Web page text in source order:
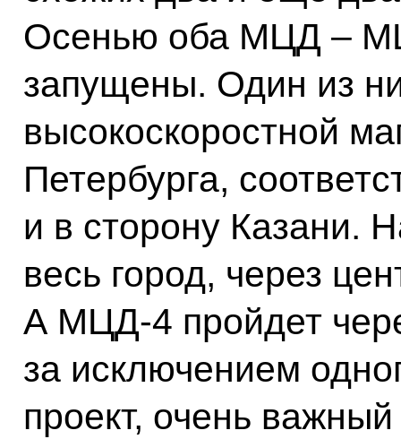
Осенью оба МЦД –
запущены. Один из
высокоскоростной
Петербурга,
и в сторону Казани.
весь город, через
А МЦД-4 пройдет
за исключением
проект, очень